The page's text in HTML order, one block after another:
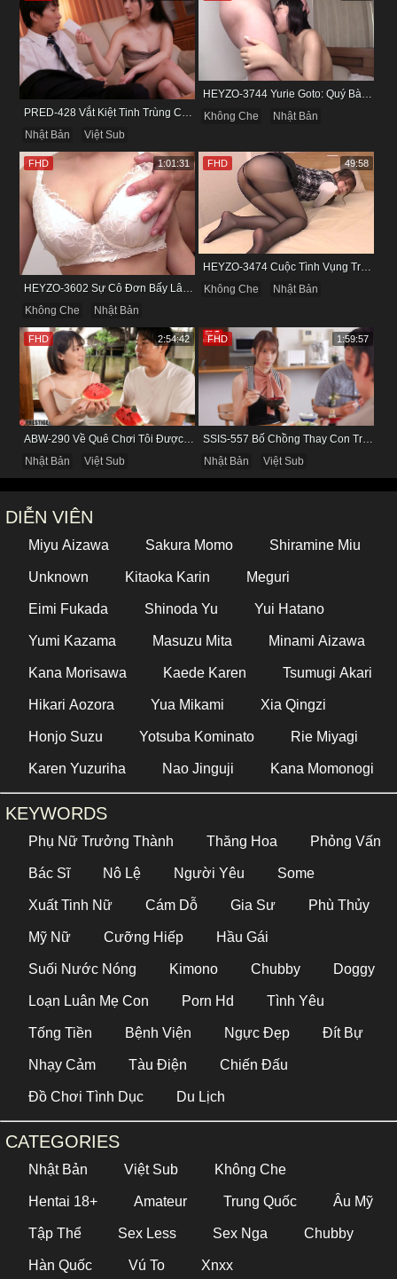
PRED-428 Vắt Kiệt Tinh Trùng Của Bạn Trai Để Chừa Thói Lăng Nhăng
Nhật Bản
Việt Sub
HEYZO-3744 Yurie Goto: Quý Bà Dâm Phụ & Cơn Cuồng Si Mùi Buồi Khắm
Không Che
Nhật Bản
Không Che
Nhật Bản
FHD 1:01:31
Không Che
Nhật Bản
FHD 49:58
Nhật Bản
Việt Sub
FHD 2:54:42
SSIS-557 Bố Chồng Thay Con Trai Bị Liệt Dương Chăm Sóc Con Dâu
Nhật Bản
Việt Sub
FHD 1:59:57
DIỄN VIÊN
Miyu Aizawa Sakura Momo Shiramine Miu
Unknown Kitaoka Karin Meguri
Eimi Fukada Shinoda Yu Yui Hatano
Yumi Kazama Masuzu Mita Minami Aizawa
Kana Morisawa Kaede Karen Tsumugi Akari
Hikari Aozora Yua Mikami Xia Qingzi
Honjo Suzu Yotsuba Kominato Rie Miyagi
Karen Yuzuriha Nao Jinguji Kana Momonogi
KEYWORDS
Phụ Nữ Trưởng Thành Thăng Hoa Phỏng Vấn
Bác Sĩ Nô Lệ Người Yêu Some
Xuất Tinh Nữ Cám Dỗ Gia Sư Phù Thủy
Mỹ Nữ Cưỡng Hiếp Hầu Gái
Suối Nước Nóng Kimono Chubby Doggy
Loạn Luân Mẹ Con Porn Hd Tình Yêu
Tống Tiền Bệnh Viện Ngực Đẹp Đít Bự
Nhạy Cảm Tàu Điện Chiến Đấu
Đồ Chơi Tình Dục Du Lịch
CATEGORIES
Nhật Bản Việt Sub Không Che
Hentai 18+ Amateur Trung Quốc Âu Mỹ
Tập Thể Sex Less Sex Nga Chubby
Hàn Quốc Vú To Xnxx